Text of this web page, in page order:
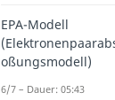
EPA-Modell
oßungsmodell)
6/7 – Dauer: 05:43